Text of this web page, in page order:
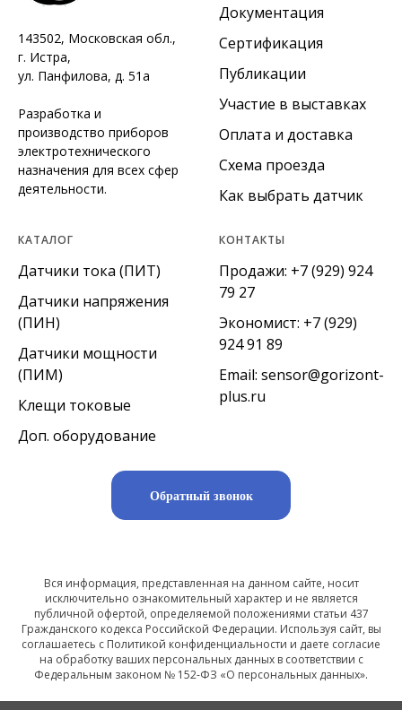
143502, Московская обл.,
г. Истра,
ул. Панфилова, д. 51а
Разработка и
производство приборов
электротехнического
назначения для всех сфер
деятельности.
Документация
Сертификация
Публикации
Участие в выставках
Оплата и доставка
Схема проезда
Как выбрать датчик
КАТАЛОГ
Датчики тока (ПИТ)
Датчики напряжения
(ПИН)
Датчики мощности
(ПИМ)
Клещи токовые
Доп. оборудование
КОНТАКТЫ
Продажи: +7 (929) 924
79 27
Экономист: +7 (929)
924 91 89
Email: sensor@gorizont-
plus.ru
Обратный звонок
Вся информация, представленная на данном сайте, носит
исключительно ознакомительный характер и не является
публичной офертой, определяемой положениями статьи 437
Гражданского кодекса Российской Федерации. Используя сайт, вы
соглашаетесь с Политикой конфиденциальности и даете согласие
на обработку ваших персональных данных в соответствии с
Федеральным законом № 152-ФЗ «О персональных данных».